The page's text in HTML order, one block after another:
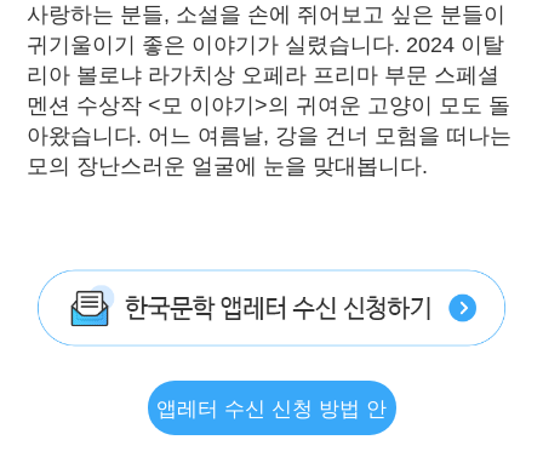
사랑하는 분들, 소설을 손에 쥐어보고 싶은 분들이
귀기울이기 좋은 이야기가 실렸습니다. 2024 이탈
리아 볼로냐 라가치상 오페라 프리마 부문 스페셜
멘션 수상작 <모 이야기>의 귀여운 고양이 모도 돌
아왔습니다. 어느 여름날, 강을 건너 모험을 떠나는
모의 장난스러운 얼굴에 눈을 맞대봅니다.
앱레터 수신 신청 방법 안